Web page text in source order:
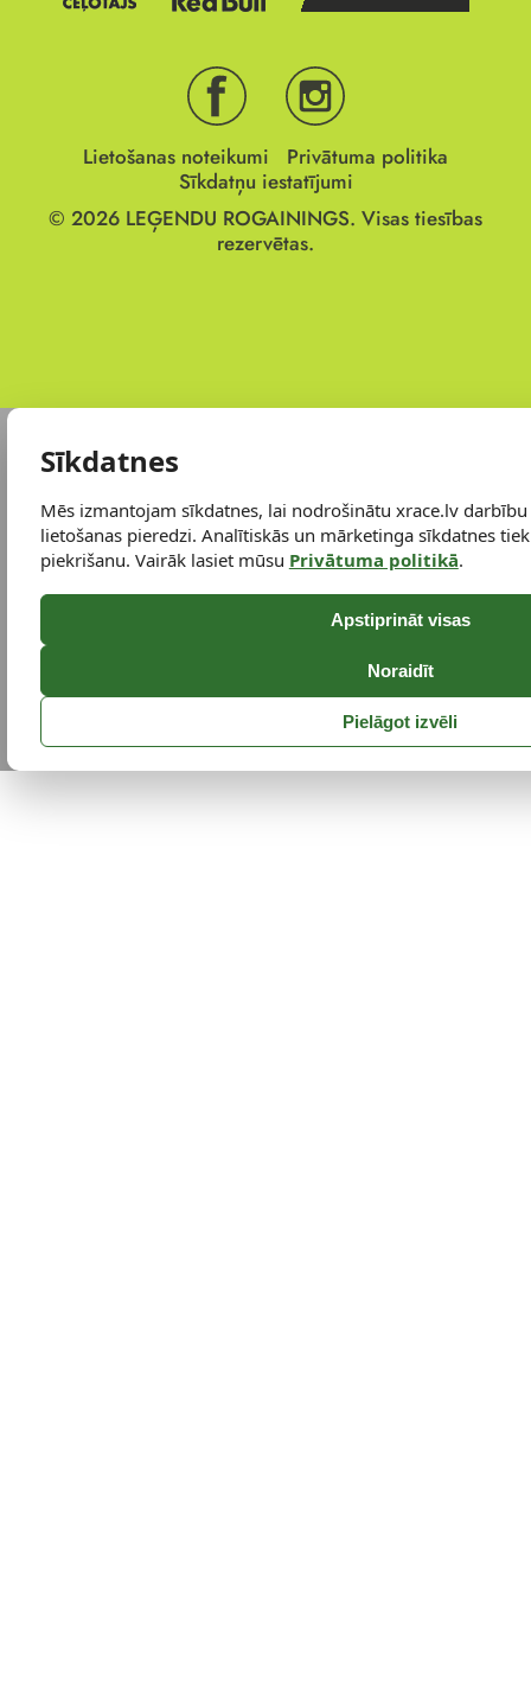
Lietošanas noteikumi
Privātuma politika
Sīkdatņu iestatījumi
© 2026 LEĢENDU ROGAININGS. Visas tiesības
rezervētas.
Sīkdatnes
Mēs izmantojam sīkdatnes, lai nodrošinātu xrace.lv
lietošanas pieredzi. Analītiskās un mārketinga sīkdatnes
piekrišanu. Vairāk lasiet mūsu Privātuma politikā.
Apstiprināt visas
Noraidīt
Pielāgot izvēli